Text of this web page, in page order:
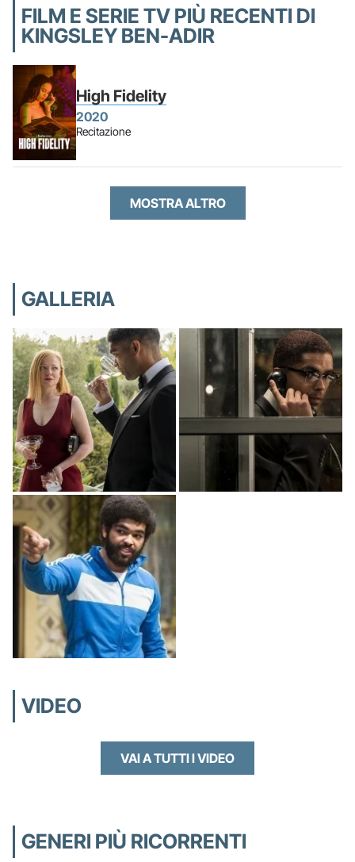
FILM E SERIE TV PIÙ RECENTI DI
KINGSLEY BEN-ADIR
High Fidelity
2020
Recitazione
MOSTRA ALTRO
GALLERIA
VIDEO
VAI A TUTTI I VIDEO
GENERI PIÙ RICORRENTI